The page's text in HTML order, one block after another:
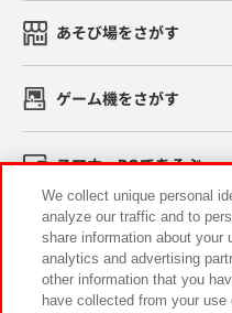
あそび場をさがす
ゲーム機をさがす
スマホ・PCであそぶ
イベント・キャンペーン
We collect unique personal
analyze our traffic and to
share information about your
analytics and advertising
other information that you
have collected from your